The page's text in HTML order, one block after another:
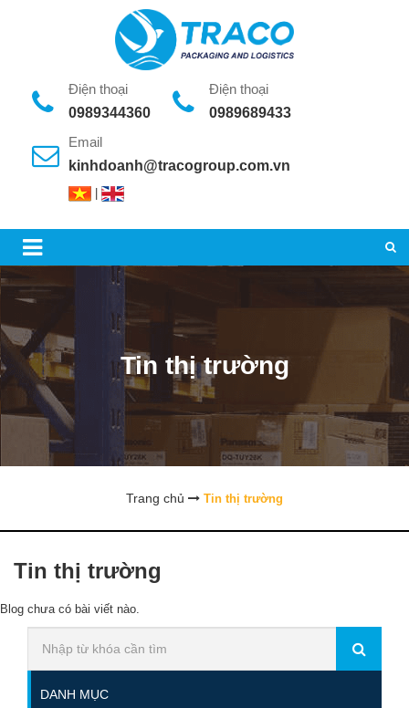
Điện thoại
0989344360
Điện thoại
0989689433
Email
kinhdoanh@tracogroup.com.vn
Tin thị trường
Trang chủ Tin thị trường
Tin thị trường
Blog chưa có bài viết nào.
DANH MỤC